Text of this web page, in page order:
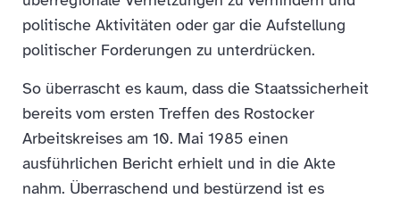
politische Aktivitäten oder gar die Aufstellung
politischer Forderungen zu unterdrücken.
So überrascht es kaum, dass die Staatssicherheit
bereits vom ersten Treffen des Rostocker
Arbeitskreises am 10. Mai 1985 einen
ausführlichen Bericht erhielt und in die Akte
nahm. Überraschend und bestürzend ist es